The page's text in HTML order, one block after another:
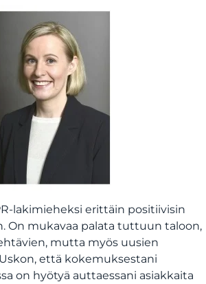
lakimieheksi erittäin positiivisin
On mukavaa palata tuttuun taloon,
mutta myös uusien
että kokemuksestani
on hyötyä auttaessani asiakkaita